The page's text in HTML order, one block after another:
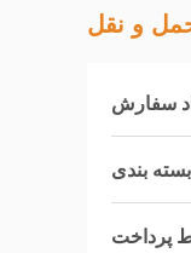
و نقل
سفارش
بندی
پرداخت